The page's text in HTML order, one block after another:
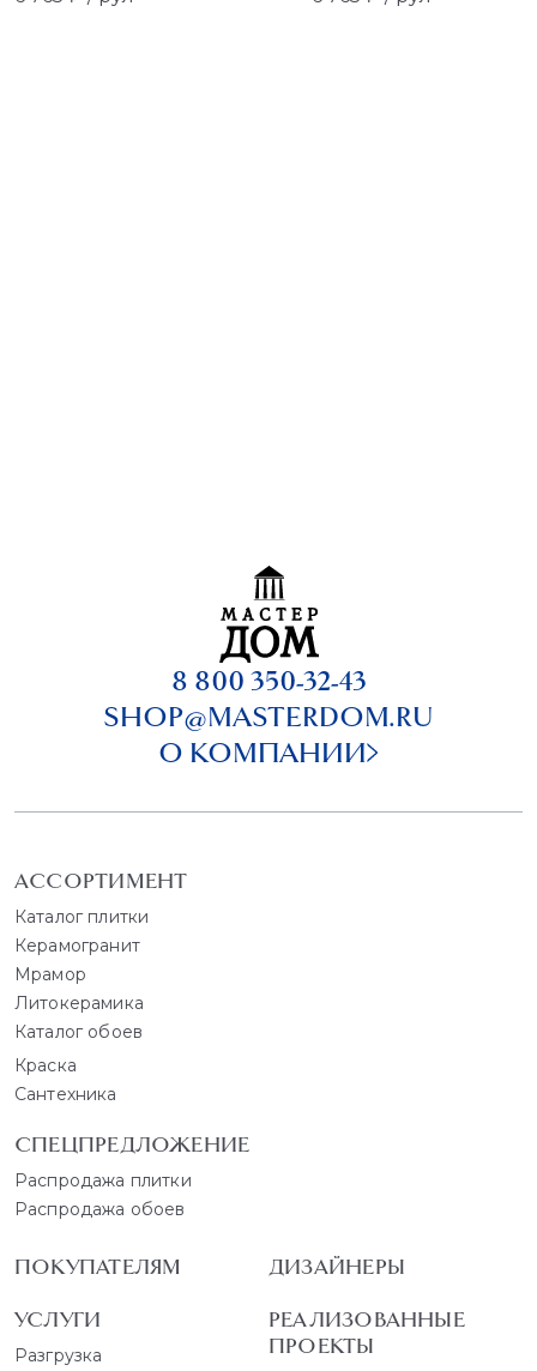
8 800 350-32-43
SHOP@MASTERDOM.RU
О КОМПАНИИ
АССОРТИМЕНТ
Каталог плитки
Керамогранит
Мрамор
Литокерамика
Каталог обоев
Краска
Сантехника
СПЕЦПРЕДЛОЖЕНИЕ
Распродажа плитки
Распродажа обоев
ПОКУПАТЕЛЯМ
УСЛУГИ
Разгрузка
ДИЗАЙНЕРЫ
РЕАЛИЗОВАННЫЕ
ПРОЕКТЫ